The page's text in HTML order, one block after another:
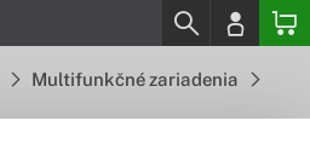
Multifunkčné zariadenia